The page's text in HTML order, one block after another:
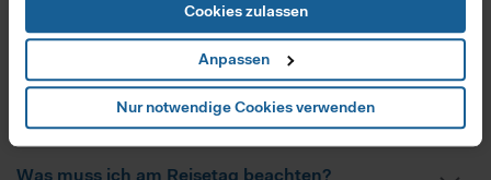
Wenn Sie es erlauben, würden wir auch gerne:
Informationen über Ihre geografische Lage erfassen,
welche bis auf einige Meter genau sein können
Ihr Gerät durch aktives Scannen nach bestimmten
Cookies zulassen
Anpassen
Nur notwendige Cookies verwenden
FAQ
Haben Sie Fragen zur DUSgateway-Buchung?
Was muss ich am Reisetag beachten?